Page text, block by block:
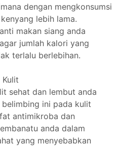
dengan mengkonsumsi
lebih lama.
makan siang anda
jumlah kalori yang
terlalu berlebihan.
Kulit
sehat dan lembut anda
ini pada kulit
antimikroba dan
anda dalam
yang menyebabkan